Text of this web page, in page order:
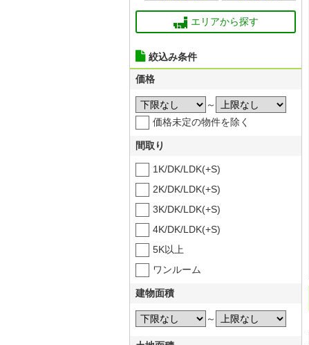
エリアから探す
絞込み条件
価格
～
価格未定の物件を除く
間取り
1K/DK/LDK(+S)
2K/DK/LDK(+S)
3K/DK/LDK(+S)
4K/DK/LDK(+S)
5K以上
ワンルーム
建物面積
～